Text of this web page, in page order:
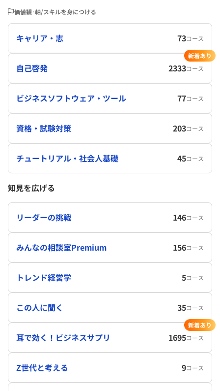
価値観･軸/スキルを身につける
キャリア・志 73コース
自己啓発 2333コース
新着あり
ビジネスソフトウェア・ツール 77コース
資格・試験対策 203コース
チュートリアル・社会人基礎 45コース
知見を広げる
リーダーの挑戦 146コース
みんなの相談室Premium 156コース
トレンド経営学 5コース
この人に聞く 35コース
耳で効く！ビジネスサプリ 1695コース
新着あり
Z世代と考える 9コース